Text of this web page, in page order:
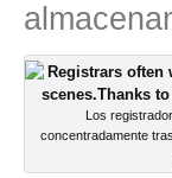
Los
concentradamente